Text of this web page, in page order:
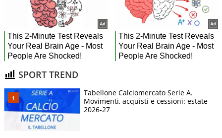
SPORT TREND
Tabellone Calciomercato Serie A.
Movimenti, acquisti e cessioni: estate
2026-27